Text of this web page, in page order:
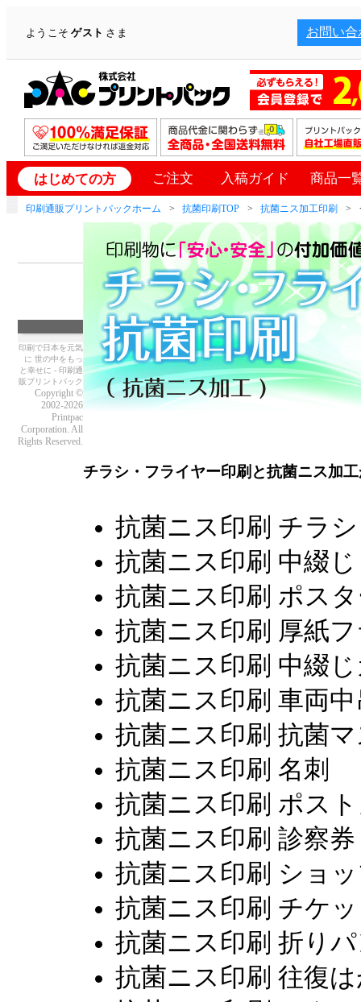
ようこそゲスト さま お問い合
はじめての方 ご注文 入稿ガイド 商品一
印刷通販プリントパックホーム 抗菌印刷TOP 抗菌ニス加工印刷
チラシ・フライヤー印刷と抗菌ニス加
抗菌ニス印刷 チラシ
抗菌ニス印刷 中綴じ
抗菌ニス印刷 ポス
抗菌ニス印刷 厚紙
抗菌ニス印刷 中綴
抗菌ニス印刷 車両
抗菌ニス印刷 抗菌
抗菌ニス印刷 名刺
抗菌ニス印刷 ポス
抗菌ニス印刷 診察券
抗菌ニス印刷 ショ
抗菌ニス印刷 チケ
抗菌ニス印刷 折り
抗菌ニス印刷 往復
印刷で日本を元気
に 世の中をもっ
と幸せに - 印刷通
販プリントパック
Copyright ©
2002-2026
Printpac
Corporation. All
Rights Reserved.